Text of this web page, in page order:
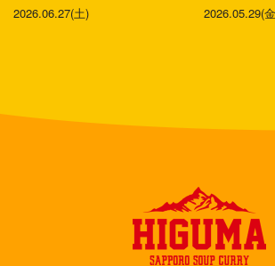
2026.06.27(土) 2026.05.29(